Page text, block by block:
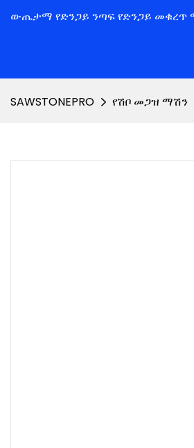
ውጤታማ የድንጋይ ንጣፍ የድንጋይ መቁረጥ
SAWSTONEPRO የሽቦ መጋዝ ማሽን